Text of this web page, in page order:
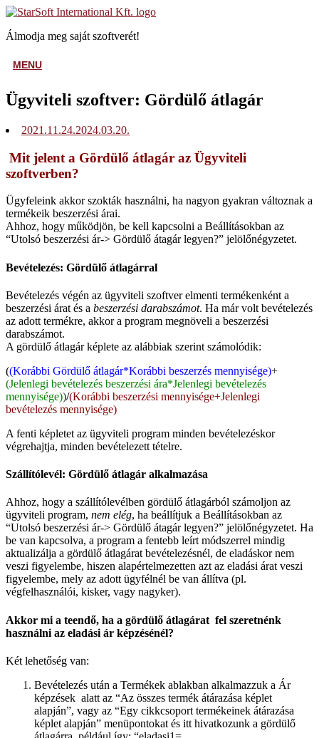
Skip
content
Home
Álmodja meg saját szoftverét!
MENUMENU
Ügyviteli szoftver: Gördülő átlagár
2021.11.24.2024.03.20.
Mit jelent a Gördülő átlagár az Ügyviteli
szoftverben?
Ügyfeleink akkor szokták használni, ha nagyon gyakran változnak a
termékeik beszerzési árai.
Ahhoz, hogy működjön, be kell kapcsolni a Beállításokban az
“Utolsó beszerzési ár-> Gördülő átagár legyen?” jelölőnégyzetet.
Bevételezés: Gördülő átlagárral
Bevételezés végén az ügyviteli szoftver elmenti termékenként a
beszerzési árat és a beszerzési darabszámot. Ha már volt bevételezés
az adott termékre, akkor a program megnöveli a beszerzési
darabszámot.
A gördülő átlagár képlete az alábbiak szerint számolódik:
((Korábbi Gördülő átlagár*Korábbi beszerzés mennyisége)+
(Jelenlegi bevételezés beszerzési ára*Jelenlegi bevételezés
mennyisége))/(Korábbi beszerzési mennyisége+Jelenlegi
bevételezés mennyisége)
A fenti képletet az ügyviteli program minden bevételezéskor
végrehajtja, minden bevételezett tételre.
Szállítólevél: Gördülő átlagár alkalmazása
Ahhoz, hogy a szállítólevélben gördülő átlagárból számoljon az
ügyviteli program, nem elég, ha beállítjuk a Beállításokban az
“Utolsó beszerzési ár-> Gördülő átagár legyen?” jelölőnégyzetet. Ha
be van kapcsolva, a program a fentebb leírt módszerrel mindig
aktualizálja a gördülő átlagárat bevételezésnél, de eladáskor nem
veszi figyelembe, hiszen alapértelmezetten azt az eladási árat veszi
figyelembe, mely az adott ügyfélnél be van állítva (pl.
végfelhasználói, kisker, vagy nagyker).
Akkor mi a teendő, ha a gördülő átlagárat fel szeretnénk
használni az eladási ár képzésénél?
Két lehetőség van:
Bevételezés után a Termékek ablakban alkalmazzuk a Ár
képzések alatt az “Az összes termék átárazása képlet
alapján”, vagy az “Egy cikkcsoport termékeinek átárazása
képlet alapján” menüpontokat és itt hivatkozunk a gördülő